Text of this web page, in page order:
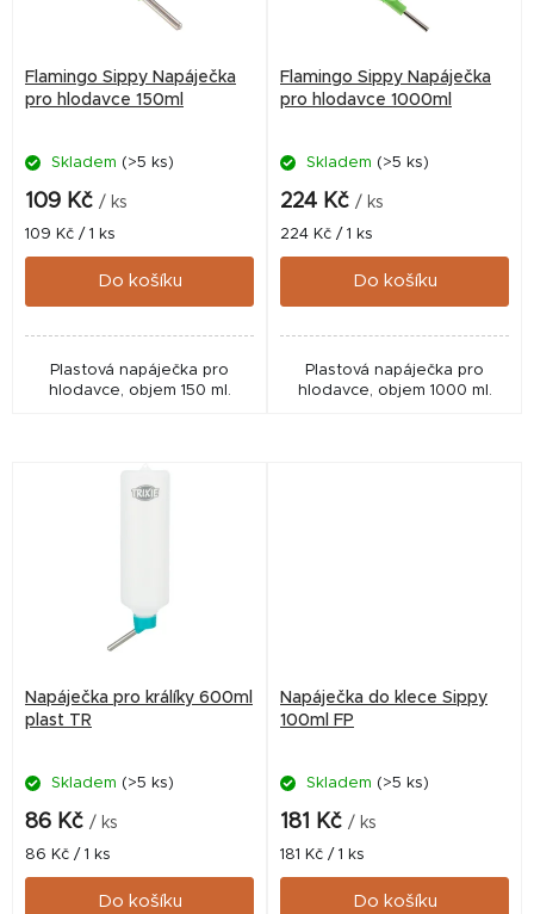
o
Flamingo Sippy Napáječka
pro hlodavce 150ml
Skladem (>5 ks)
109 Kč / ks
Měrná
cena:
109 Kč / 1 ks
Do košíku
Plastová napáječka pro
hlodavce, objem 150 ml.
Flamingo Sippy Napáječka
pro hlodavce 1000ml
Skladem (>5 ks)
224 Kč / ks
Měrná
cena:
224 Kč / 1 ks
Do košíku
Plastová napáječka pro
hlodavce, objem 1000 ml.
Napáječka pro králíky 600ml
plast TR
Skladem (>5 ks)
86 Kč / ks
Měrná
cena:
86 Kč / 1 ks
Do košíku
Napáječka do klece Sippy
100ml FP
Skladem (>5 ks)
181 Kč / ks
Měrná
cena:
181 Kč / 1 ks
Do košíku